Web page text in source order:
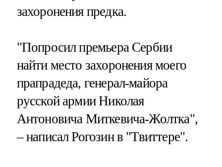
захоронения предка.
"Попросил премьера Сербии
найти место захоронения моего
прапрадеда, генерал-майора
русской армии Николая
Антоновича Миткевича-Жолтка",
– написал Рогозин в "Твиттере".